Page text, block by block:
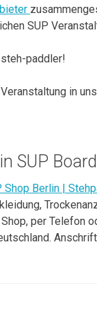
SUP
paddler!
Veranstaltung in
SUP
Shop Berlin |
per Telefon